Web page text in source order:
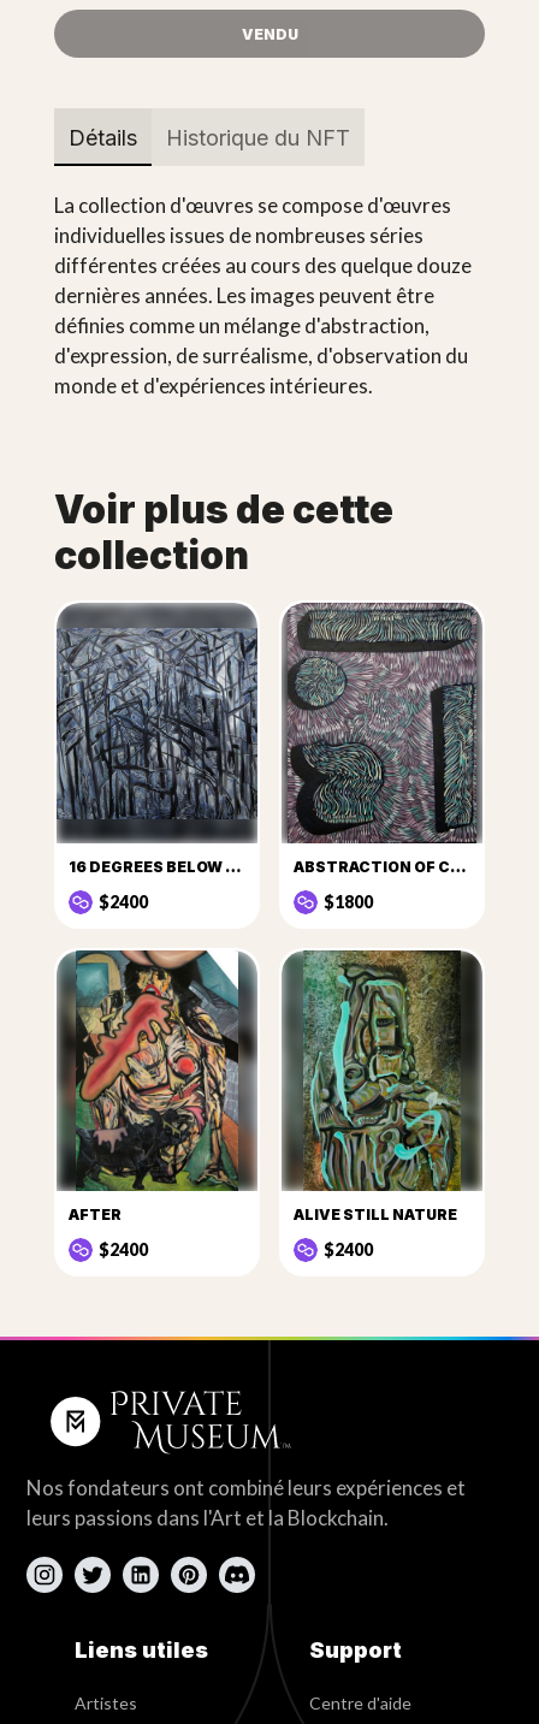
VENDU
Détails Historique du NFT
La collection d'œuvres se compose d'œuvres
individuelles issues de nombreuses séries
différentes créées au cours des quelque douze
dernières années. Les images peuvent être
définies comme un mélange d'abstraction,
d'expression, de surréalisme, d'observation du
monde et d'expériences intérieures.
Voir plus de cette
collection
16 DEGREES BELOW ZERO
$2400
ABSTRACTION OF CULT
$1800
AFTER
$2400
ALIVE STILL NATURE
$2400
Nos fondateurs ont combiné leurs expériences et
leurs passions dans l'Art et la Blockchain.
Liens utiles
Artistes
Support
Centre d'aide